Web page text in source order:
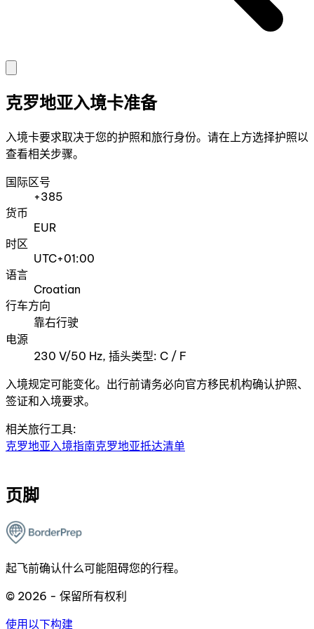
克罗地亚入境卡准备
入境卡要求取决于您的护照和旅行身份。请在上方选择护照以
查看相关步骤。
国际区号
+385
货币
EUR
时区
UTC+01:00
语言
Croatian
行车方向
靠右行驶
电源
230 V/50 Hz, 插头类型: C / F
入境规定可能变化。出行前请务必向官方移民机构确认护照、
签证和入境要求。
相关旅行工具:
克罗地亚入境指南克罗地亚抵达清单
页脚
起飞前确认什么可能阻碍您的行程。
© 2026 - 保留所有权利
使用以下构建